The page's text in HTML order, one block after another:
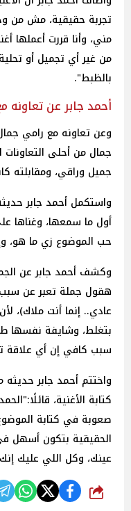
تجربة حقيقية، مش من
مني، وأنا قررت أعملها
من غير أي تجميل أو
بالظبط".
أحمد جابر عن تعاونه
وعن تعاونه مع رامي
جمال من أحلى
جميل وراقي، ومقابلته
واستكمل أحمد جابر
أول ما سمعها، وغناها
حب الموضوع زي ما هو،
وكشف أحمد جابر عن
هقول جملة تعبر عن سبب
عادي.. إنما أنت
بتغلط، وشايفة نفسها
سبب كافي إن أي علاقة
واختتم أحمد جابر
كتابة الأغنية،
صعوبة في كتابة
الحقيقية بتكون أسهل
عينك، وكل اللي عليك
شارك